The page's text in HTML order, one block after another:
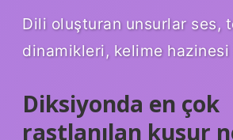
Dili oluşturan unsurlar ses,
dinamikleri, kelime
Diksiyonda en çok
rastlanılan kusur